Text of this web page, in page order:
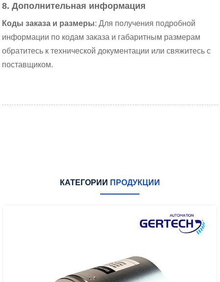
8. Дополнительная информация
Коды заказа и размеры: Для получения подробной
информации по кодам заказа и габаритным размерам
обратитесь к технической документации или свяжитесь с
поставщиком.
КАТЕГОРИИ ПРОДУКЦИИ